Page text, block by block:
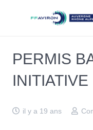
PERMIS
il y a 19 ans